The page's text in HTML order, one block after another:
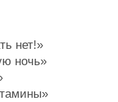
нет!»
ночь»